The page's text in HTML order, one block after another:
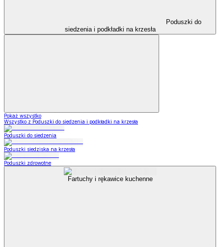
Poduszki do
siedzenia i podkładki na krzesła
Pokaż wszystko
Wszystko z Poduszki do siedzenia i podkładki na krzesła
Poduszki do siedzenia
Poduszki siedziska na krzesła
Poduszki zdrowotne
Fartuchy i rękawice kuchenne